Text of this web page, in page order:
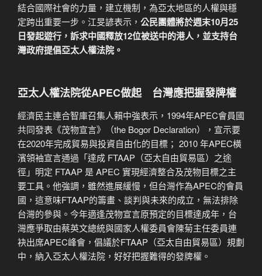
結合國際社會的力量，建立機制，為亞太地區的人權與穩
定跨出重要一步。江旻諺表示， 公民團體將於週末10月25
日發起遊行，訴求中國釋放12位被送中的港人，並支持台
灣政府提倡亞太人權法院。
亞太人權法院從APEC做起 台灣應把握發牌權
經濟民主連合智庫召集人賴中強表示，1994年APEC會員國
共同發表《茂物宣言》（the Bogor Declaration），宣示要
在2020年完成貿易與投資自由化的目標； 2010 年APEC橫
濱領袖宣言通過「達成 FTAAP（亞太自由貿易區）之途
徑」明定 FTAAP 是 APEC 實現經濟整合及茂物目標之主
要工具。他強調，雖然進展緩慢，但台灣作為APEC的會員
國，這意味FTAAP的籌畫、談判與未來的成立，無法排除
台灣的參與。今年適逢茂物宣言原預定的目標達成年，台
灣應爭取由蔡英文總統與國家人權委員會陳菊主任委員連
袂出席APEC峰會，倡議於FTAAP（亞太自由貿易區）規劃
中，納入亞太人權法院，好好把握難得的發牌權。